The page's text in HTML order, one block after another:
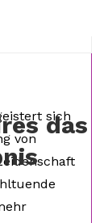
Angebot
das
sich
von